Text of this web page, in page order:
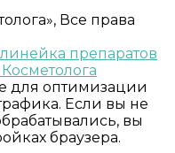
Все права
для оптимизации
Если вы не
вы
браузера.